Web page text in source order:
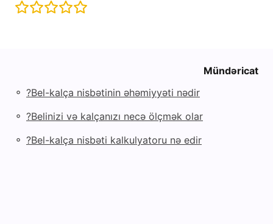
Mündəricat
◦ Bel-kalça nisbətinin əhəmiyyəti nədir?
◦ Belinizi və kalçanızı necə ölçmək olar?
◦ Bel-kalça nisbəti kalkulyatoru nə edir?